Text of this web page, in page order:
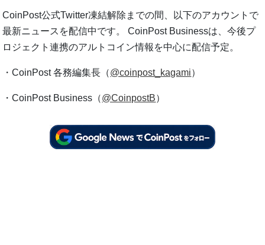
CoinPost公式Twitter凍結解除までの間、以下のアカウントで
最新ニュースを配信中です。 CoinPost Businessは、今後プ
ロジェクト連携のアルトコイン情報を中心に配信予定。
・CoinPost 各務編集長（@coinpost_kagami）
・CoinPost Business（@CoinpostB）